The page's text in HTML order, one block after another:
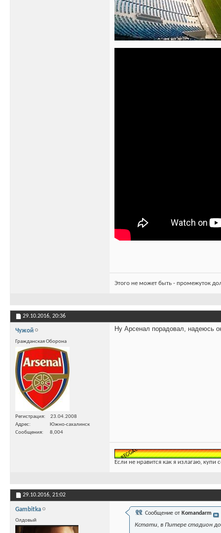
Этого не может быть - промежуток
29.10.2016, 20:36
Чужой
Гражданская Оборона
Регистрация
23.04.2008
Адрес
Южно-сахалинск
Сообщения
8,004
Ну Арсенал порадовал, надеюсь
Если не нравится как я излагаю, купи
29.10.2016, 21:02
Gambitka
Олдовый
Сообщение от Komandarm
Кстати, в Питере стадион